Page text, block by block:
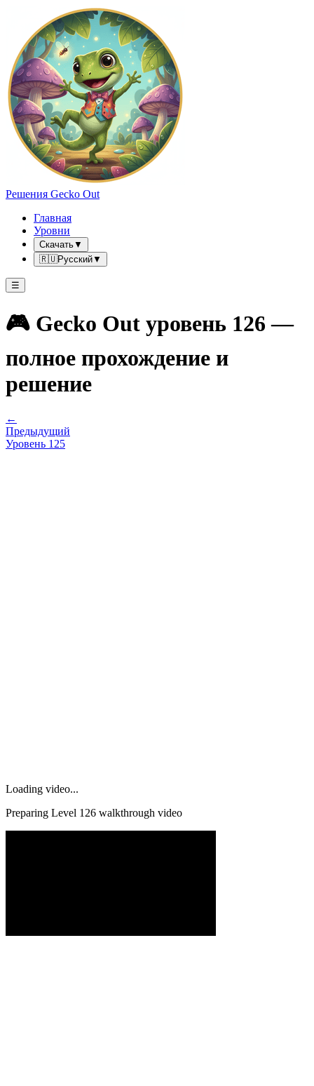
Решения Gecko Out
Главная
Уровни
Скачать▼
🇷🇺Русский▼
☰
🎮 Gecko Out уровень 126 —
полное прохождение и
решение
←
Предыдущий
Уровень 125
Loading video...
Preparing Level 126 walkthrough video